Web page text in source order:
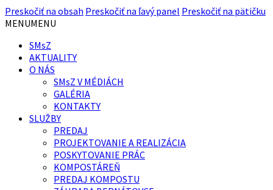
Preskočiť na obsah Preskočiť na ľavý panel Preskočiť na pätičku
MENUMENU
SMsZ
AKTUALITY
O NÁS
SMsZ V MÉDIÁCH
GALÉRIA
KONTAKTY
SLUŽBY
PREDAJ
PROJEKTOVANIE A REALIZÁCIA
POSKYTOVANIE PRÁC
KOMPOSTÁREŇ
PREDAJ KOMPOSTU